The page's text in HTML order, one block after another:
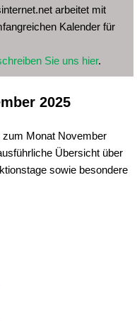
arbeitet mit
Kalender für
Sie uns hier.
2025
zum Monat November
Übersicht über
sowie besondere